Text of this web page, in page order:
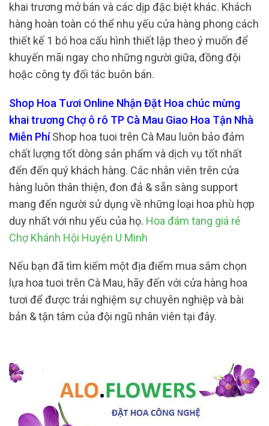
khai trương mở bán và các dịp đặc biệt khác. Khách
hàng hoàn toàn có thể nhu yếu cửa hàng phong cách
thiết kế 1 bó hoa cấu hình thiết lập theo ý muốn để
khuyến mãi ngay cho những người giữa, đồng đội
hoặc công ty đối tác buôn bán.
Shop Hoa Tươi Online Nhận Đặt Hoa chúc mừng
khai trương Chợ ô rô TP Cà Mau Giao Hoa Tận Nhà
Miễn PhíShop hoa tuoi trên Cà Mau luôn bảo đảm
chất lượng tốt dòng sản phẩm và dịch vụ tốt nhất
đến đến quý khách hàng. Các nhân viên trên cửa
hàng luôn thân thiện, đon đả & sẵn sàng support
mang đến người sử dụng về những loại hoa phù hợp
duy nhất với nhu yếu của họ. Hoa đám tang giá rẻ
Chợ Khánh Hội Huyện U Minh
Nếu bạn đã tìm kiếm một địa điểm mua sắm chọn
lựa hoa tuoi trên Cà Mau, hãy đến với cửa hàng hoa
tươi để được trải nghiệm sự chuyên nghiệp và bài
bản & tận tâm của đội ngũ nhân viên tại đây.